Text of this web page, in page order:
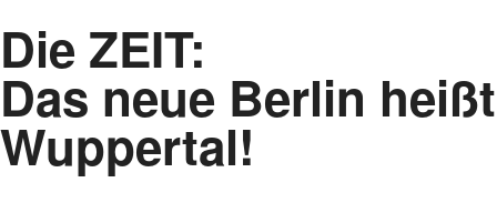
Die ZEIT:
Das neue Berlin heißt
Wuppertal!